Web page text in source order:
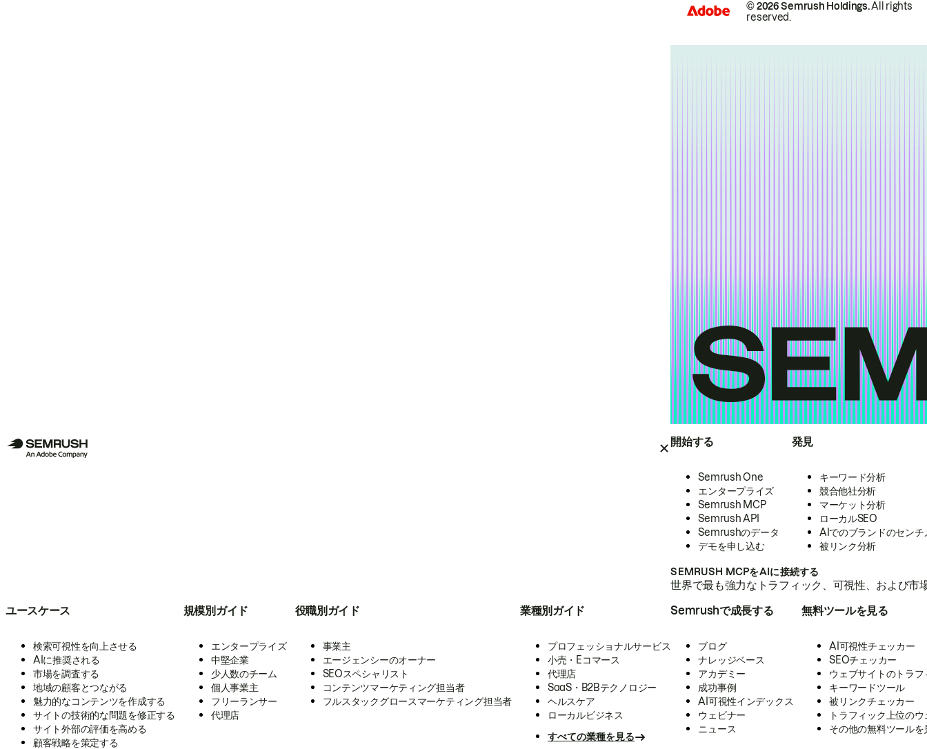
開始する
Semrush One
エンタープライズ
Semrush MCP
Semrush API
Semrushのデータ
デモを申し込む
発見
キーワード分析
競合他社分析
マーケット分析
ローカルSEO
AIでのブランドのセンチ
被リンク分析
SEMRUSH MCPをAIに接続する
世界で最も強力なトラフィック、可視性、および
ユースケース
検索可視性を向上させる
AIに推奨される
市場を調査する
地域の顧客とつながる
魅力的なコンテンツを作成する
サイトの技術的な問題を修正する
サイト外部の評価を高める
顧客戦略を策定する
規模別ガイド
エンタープライズ
中堅企業
少人数のチーム
個人事業主
フリーランサー
代理店
役職別ガイド
事業主
エージェンシーのオーナー
SEOスペシャリスト
コンテンツマーケティング担当者
フルスタックグロースマーケティング担当者
業種別ガイド
プロフェッショナルサービス
小売・Eコマース
代理店
SaaS・B2Bテクノロジー
ヘルスケア
ローカルビジネス
すべての業種を見る
Semrushで成長する
ブログ
ナレッジベース
アカデミー
成功事例
AI可視性インデックス
ウェビナー
ニュース
無料ツールを見る
AI可視性チェッカー
SEOチェッカー
ウェブサイトのトラ
キーワードツール
被リンクチェッカー
トラフィック上位の
その他の無料ツールを
© 2026 Semrush Holdings.All rights
reserved.